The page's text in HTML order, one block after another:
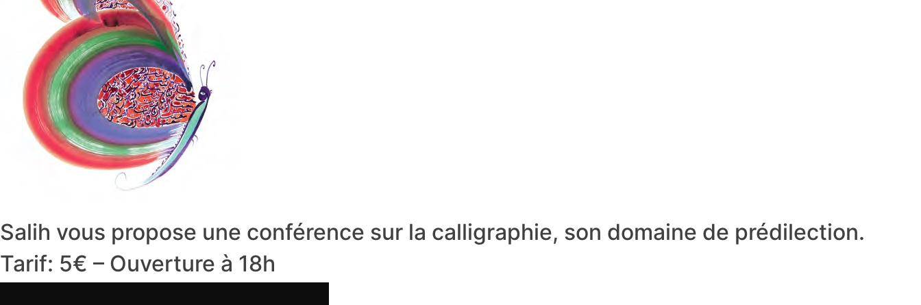
Salih vous propose une conférence sur la calligraphie, son domaine de prédilection.
Tarif: 5€ – Ouverture à 18h